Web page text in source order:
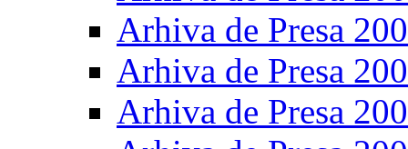
Arhiva de Presa
Arhiva de Presa
Arhiva de Presa